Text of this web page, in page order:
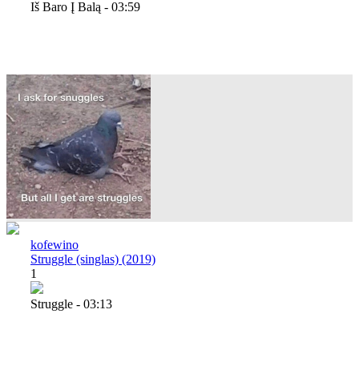
Iš Baro Į Balą - 03:59
kofewino
Struggle (singlas) (2019)
1
Struggle - 03:13